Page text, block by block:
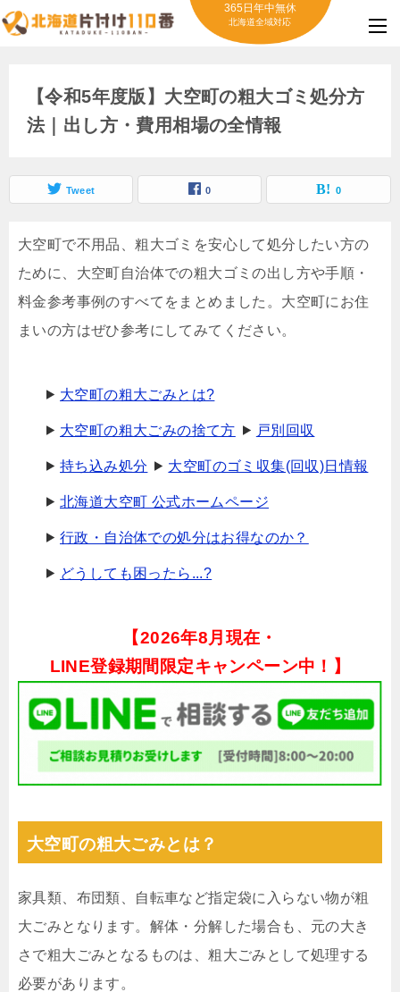
365日年中無休
北海道全域対応
【令和5年度版】大空町の粗大ゴミ処分方
法｜出し方・費用相場の全情報
Tweet 0 0
大空町で不用品、粗大ゴミを安心して処分したい方の
ために、大空町自治体での粗大ゴミの出し方や手順・
料金参考事例のすべてをまとめました。大空町にお住
まいの方はぜひ参考にしてみてください。
大空町の粗大ごみとは?
大空町の粗大ごみの捨て方 戸別回収
持ち込み処分 大空町のゴミ収集(回収)日情報
北海道大空町 公式ホームページ
行政・自治体での処分はお得なのか？
どうしても困ったら...?
【2026年8月現在・
LINE登録期間限定キャンペーン中！】
大空町の粗大ごみとは？
家具類、布団類、自転車など指定袋に入らない物が粗
大ごみとなります。解体・分解した場合も、元の大き
さで粗大ごみとなるものは、粗大ごみとして処理する
必要があります。